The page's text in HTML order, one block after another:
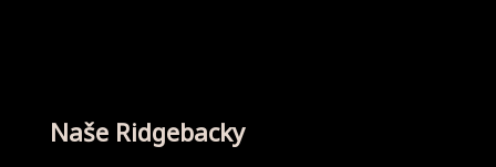
Naše Ridgebacky